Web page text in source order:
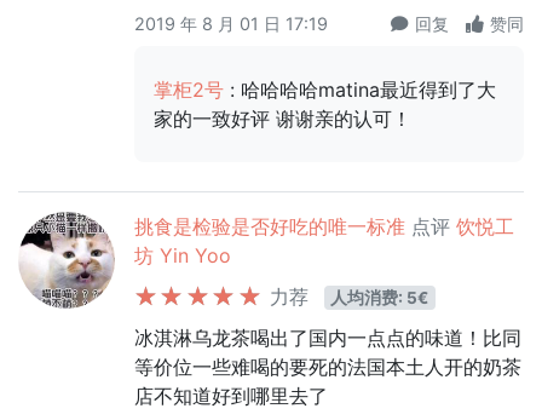
2019 年 8 月 01 日 17:19 回复 赞同
掌柜2号 : 哈哈哈哈matina最近得到了大
家的一致好评 谢谢亲的认可！
挑食是检验是否好吃的唯一标准 点评 饮悦工
坊 Yin Yoo
力荐
人均消费: 5€
冰淇淋乌龙茶喝出了国内一点点的味道！比同
等价位一些难喝的要死的法国本土人开的奶茶
店不知道好到哪里去了